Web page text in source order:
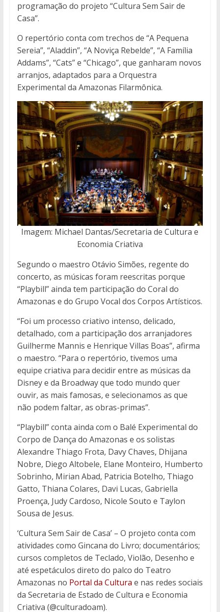
programação do projeto “Cultura Sem Sair de
Casa”.
O repertório conta com trechos de “A Pequena
Sereia”, “Aladdin”, “A Noviça Rebelde”, “A Família
Addams”, “Cats” e “Chicago”, que ganharam novos
arranjos, adaptados para a Orquestra
Experimental da Amazonas Filarmônica.
Imagem: Michael Dantas/Secretaria de Cultura e
Economia Criativa
Segundo o maestro Otávio Simões, regente do
concerto, as músicas foram reescritas porque
“Playbill” ainda tem participação do Coral do
Amazonas e do Grupo Vocal dos Corpos Artísticos.
“Foi um processo criativo intenso, delicado,
detalhado, com a participação dos arranjadores
Guilherme Mannis e Henrique Villas Boas”, afirma
o maestro. “Para o repertório, tivemos uma
equipe criativa para decidir entre as músicas da
Disney e da Broadway que todo mundo quer
ouvir, as mais famosas, e selecionamos as que
não podem faltar, as obras-primas”.
“Playbill” conta ainda com o Balé Experimental do
Corpo de Dança do Amazonas e os solistas
Alexandre Thiago Frota, Davy Chaves, Dhijana
Nobre, Diego Altobele, Elane Monteiro, Humberto
Sobrinho, Mirian Abad, Patricia Botelho, Thiago
Gatto, Thiana Colares, Davi Lucas, Gabriella
Proença, Judy Cardoso, Nicole Souto e Taylon
Sousa de Jesus.
‘Cultura Sem Sair de Casa’ – O projeto conta com
atividades como Gincana do Livro; documentários;
cursos completos de Teclado, Violão, Desenho e
até espetáculos direto do palco do Teatro
Amazonas no Portal da Cultura e nas redes sociais
da Secretaria de Estado de Cultura e Economia
Criativa (@culturadoam).